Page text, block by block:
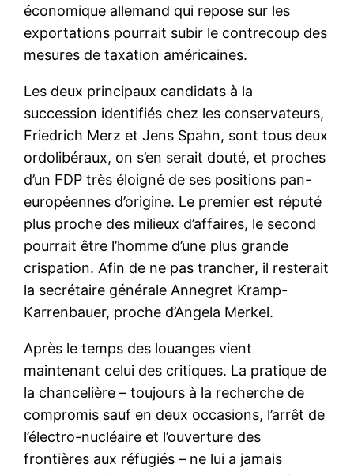
économique allemand qui repose sur les
exportations pourrait subir le contrecoup des
mesures de taxation américaines.
Les deux principaux candidats à la
succession identifiés chez les conservateurs,
Friedrich Merz et Jens Spahn, sont tous deux
ordolibéraux, on s’en serait douté, et proches
d’un FDP très éloigné de ses positions pan-
européennes d’origine. Le premier est réputé
plus proche des milieux d’affaires, le second
pourrait être l’homme d’une plus grande
crispation. Afin de ne pas trancher, il resterait
la secrétaire générale Annegret Kramp-
Karrenbauer, proche d’Angela Merkel.
Après le temps des louanges vient
maintenant celui des critiques. La pratique de
la chancelière – toujours à la recherche de
compromis sauf en deux occasions, l’arrêt de
l’électro-nucléaire et l’ouverture des
frontières aux réfugiés – ne lui a jamais